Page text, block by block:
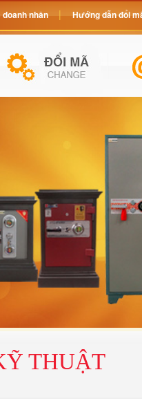
THUẬT
doanh nhân Hướng dẫn đổi